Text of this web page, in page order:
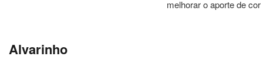
melhorar o aporte de
Alvarinho